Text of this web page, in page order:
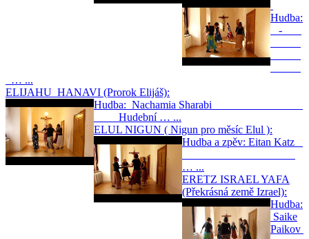
Hudba:
-
… ...
ELIJAHU HANAVI (Prorok Elijáš):
Hudba: Nachamia Sharabi
Hudební … ...
ELUL NIGUN ( Nigun pro měsíc Elul ):
Hudba a zpěv: Eitan Katz
… ...
ERETZ ISRAEL YAFA
(Překrásná země Izrael):
Hudba:
Saike
Paikov